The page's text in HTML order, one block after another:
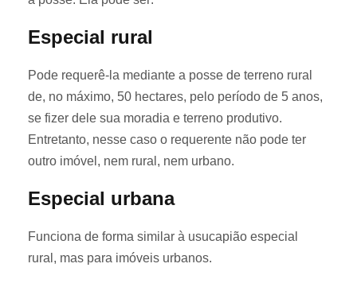
Especial rural
Pode requerê-la mediante a posse de terreno rural
de, no máximo, 50 hectares, pelo período de 5 anos,
se fizer dele sua moradia e terreno produtivo.
Entretanto, nesse caso o requerente não pode ter
outro imóvel, nem rural, nem urbano.
Especial urbana
Funciona de forma similar à usucapião especial
rural, mas para imóveis urbanos.